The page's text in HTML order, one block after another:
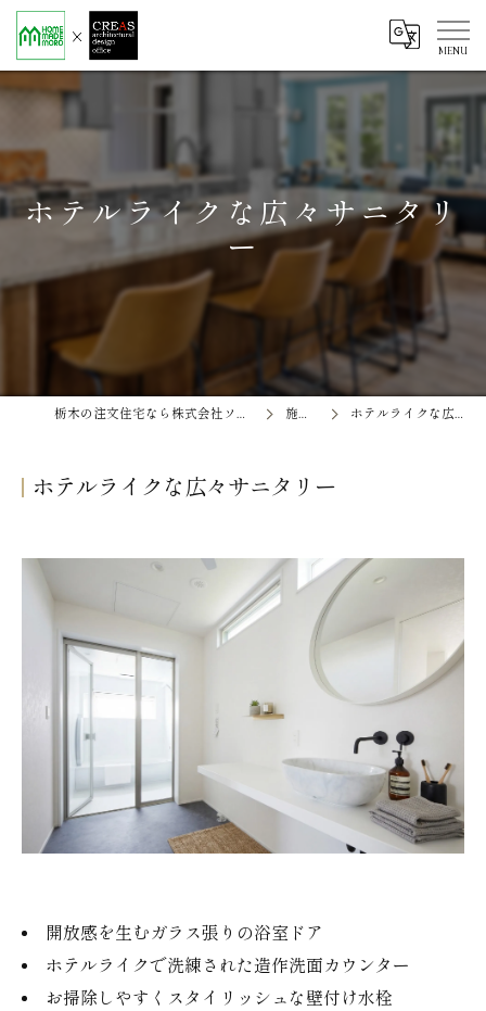
ホテルライクな広々サニタリ
ー
栃木の注文住宅なら株式会社ソエル ホームメイド茂呂 施工事例 ホテルライクな広々サニタリー
ホテルライクな広々サニタリー
開放感を生むガラス張りの浴室ドア
ホテルライクで洗練された造作洗面カウンター
お掃除しやすくスタイリッシュな壁付け水栓